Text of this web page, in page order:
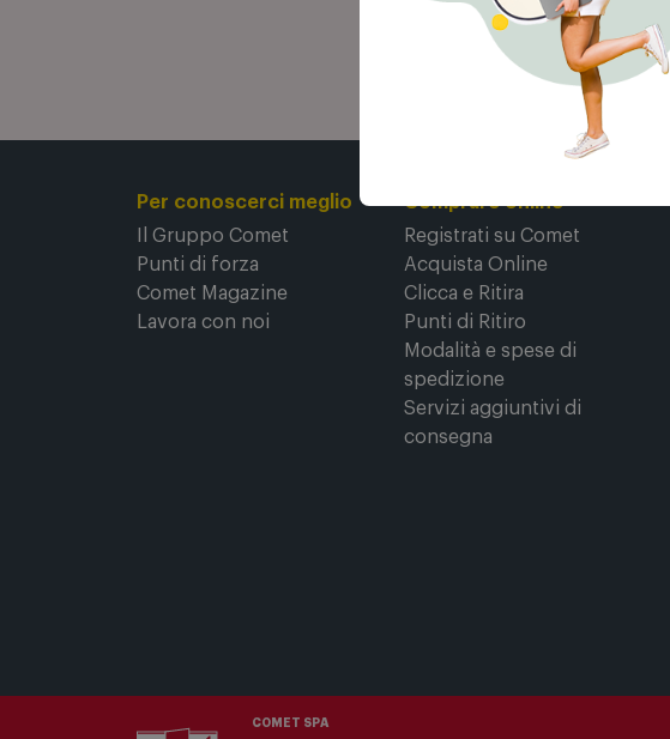
Per conoscerci meglio
Il Gruppo Comet
Punti di forza
Comet Magazine
Lavora con noi
Comprare online
Registrati su Comet
Acquista Online
Clicca e Ritira
Punti di Ritiro
Modalità e spese di
spedizione
Servizi aggiuntivi di
consegna
COMET SPA